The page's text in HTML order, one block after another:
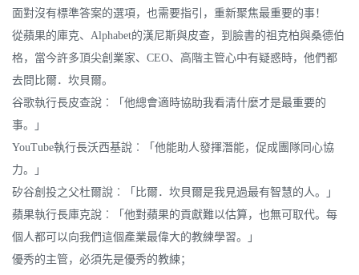
面對沒有標準答案的選項，也需要指引，重新聚焦最重要的事！
從蘋果的庫克、Alphabet的漢尼斯與皮查，到臉書的祖克柏與桑德伯
格，當今許多頂尖創業家、CEO、高階主管心中有疑惑時，他們都
去問比爾．坎貝爾。
谷歌執行長皮查說︰「他總會適時協助我看清什麼才是最重要的
事。」
YouTube執行長沃西基說︰「他能助人發揮潛能，促成團隊同心協
力。」
矽谷創投之父杜爾說︰「比爾．坎貝爾是我見過最有智慧的人。」
蘋果執行長庫克說︰「他對蘋果的貢獻難以估算，也無可取代。每
個人都可以向我們這個產業最偉大的教練學習。」
優秀的主管，必須先是優秀的教練；